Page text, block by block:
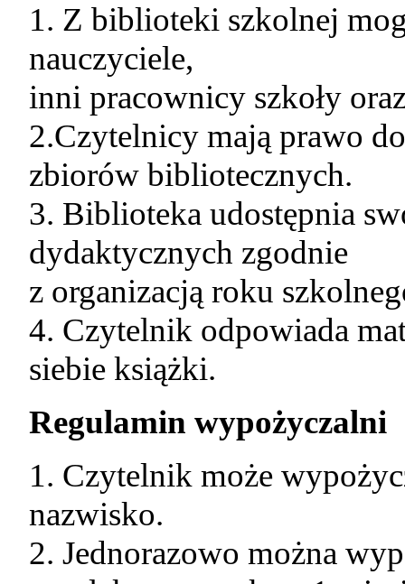
1. Z biblioteki szkolnej
nauczyciele,
inni pracownicy szkoły
2.Czytelnicy mają prawo
zbiorów bibliotecznych.
3. Biblioteka udostępnia
dydaktycznych zgodnie
z organizacją roku
4. Czytelnik odpowiada
siebie książki.
Regulamin wypożyczalni
1. Czytelnik może
nazwisko.
2. Jednorazowo można